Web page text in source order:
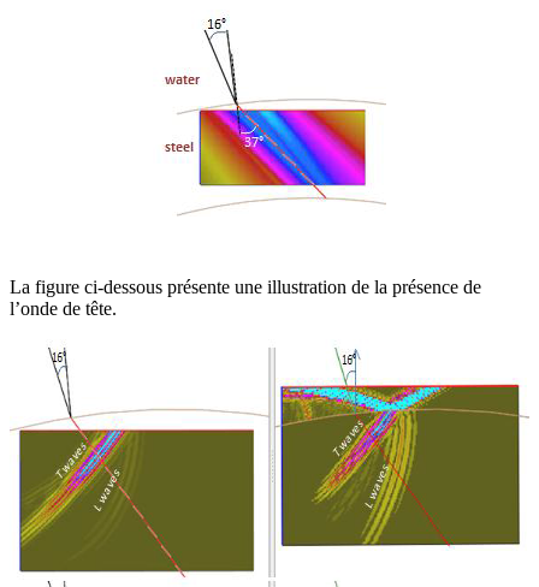
La figure ci-dessous présente une illustration de la présence de
l’onde de tête.